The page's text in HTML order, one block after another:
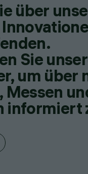
über
Sie
um über
Messen
informiert